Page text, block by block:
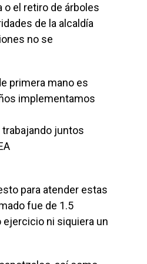
o el retiro de árboles
de la alcaldía
no se
primera mano es
implementamos
trabajando juntos
para atender estas
fue de 1.5
ni siquiera un